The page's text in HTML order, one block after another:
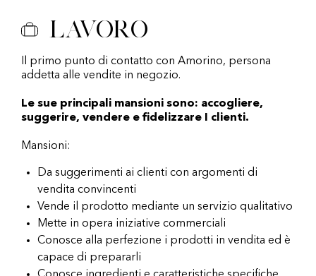
Lavoro
Il primo punto di contatto con Amorino, persona
addetta alle vendite in negozio.
Le sue principali mansioni sono: accogliere,
suggerire, vendere e fidelizzare I clienti.
Mansioni:
Da suggerimenti ai clienti con argomenti di
vendita convincenti
Vende il prodotto mediante un servizio qualitativo
Mette in opera iniziative commerciali
Conosce alla perfezione i prodotti in vendita ed è
capace di prepararli